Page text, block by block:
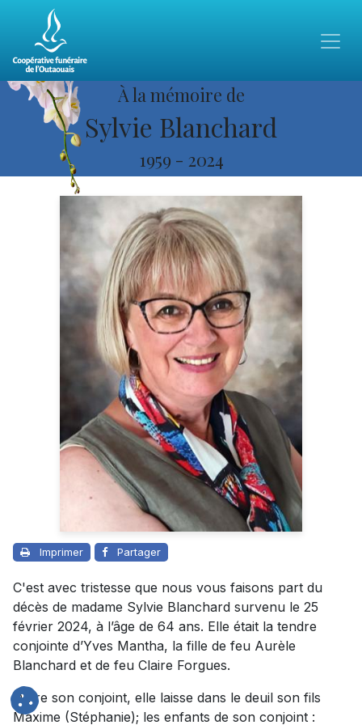
À la mémoire de
Sylvie Blanchard
1959 - 2024
Imprimer Partager
C'est avec tristesse que nous vous faisons part du
décès de madame Sylvie Blanchard survenu le 25
février 2024, à l’âge de 64 ans. Elle était la tendre
conjointe d’Yves Mantha, la fille de feu Aurèle
Blanchard et de feu Claire Forgues.
Outre son conjoint, elle laisse dans le deuil son fils
Maxime (Stéphanie); les enfants de son conjoint :